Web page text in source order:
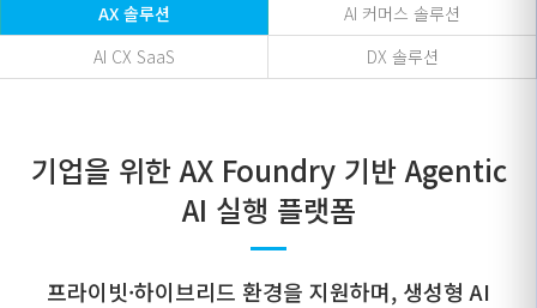
AX 솔루션
AI 커머스 솔루션
AI CX SaaS
DX 솔루션
기업을 위한 AX Foundry 기반 Agentic
AI 실행 플랫폼
프라이빗·하이브리드 환경을 지원하며, 생성형 AI